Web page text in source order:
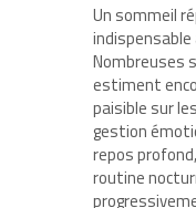
Un sommeil
Nombreuses
estiment
paisible sur
gestion
repos
routine